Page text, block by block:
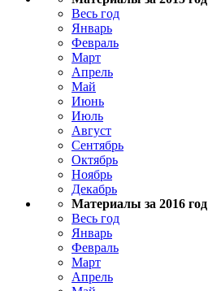
Весь год
Январь
Февраль
Март
Апрель
Май
Июнь
Июль
Август
Сентябрь
Октябрь
Ноябрь
Декабрь
Материалы за 2016 год
Весь год
Январь
Февраль
Март
Апрель